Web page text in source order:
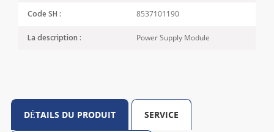
Code SH : 8537101190
La description : Power Supply Module
DÉTAILS DU PRODUIT SERVICE